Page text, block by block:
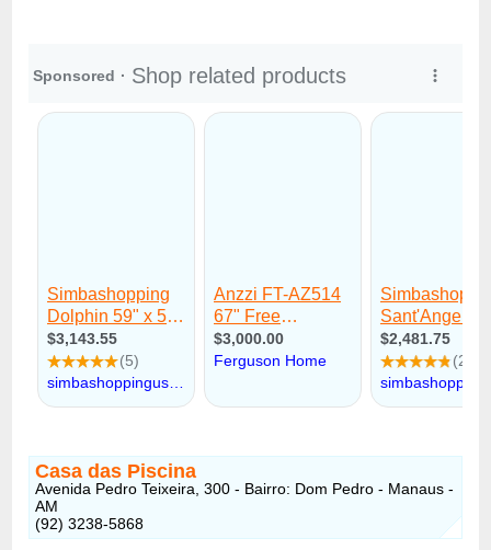
Casa das Piscina
Avenida Pedro Teixeira, 300 - Bairro: Dom Pedro - Manaus -
AM
(92) 3238-5868